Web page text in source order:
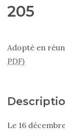
205
Adopté en
PDF)
Le 16